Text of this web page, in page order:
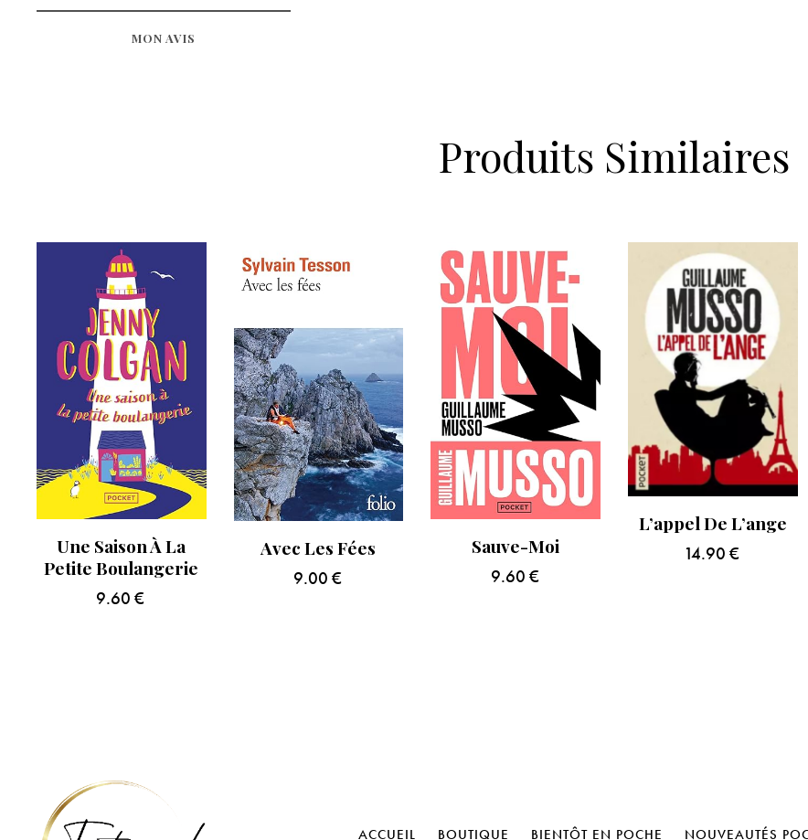
MON AVIS
Produits Similaires
Une Saison À La
Petite Boulangerie
9.60€
Avec Les Fées
9.00 €
Sauve-Moi
9.60 €
L’appel De L’ange
14.90€
ACCUEIL BOUTIQUE BIENTÔT EN POCHE NOUVEAUTÉS